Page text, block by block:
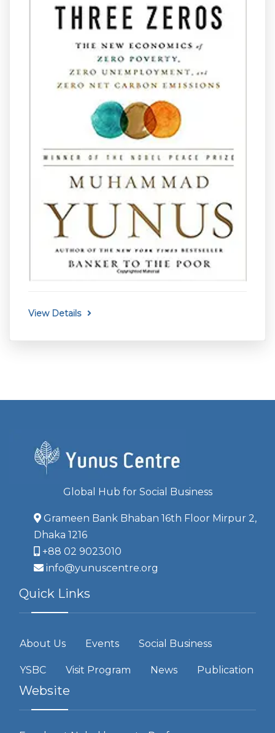
View Details
Global Hub for Social Business
Grameen Bank Bhaban 16th Floor Mirpur 2,
Dhaka 1216
+88 02 9023010
info@yunuscentre.org
Quick Links
About Us Events Social Business
YSBC Visit Program News Publication
Website